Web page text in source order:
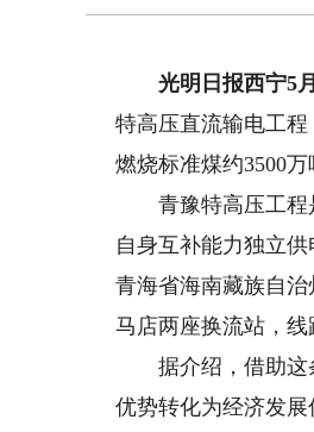
光明日报西宁5月
特高压直流输电工
燃烧标准煤约3500万
青豫特高压工程是
自身互补能力独立
青海省海南藏族自
马店两座换流站，线
据介绍，借助这条
优势转化为经济发